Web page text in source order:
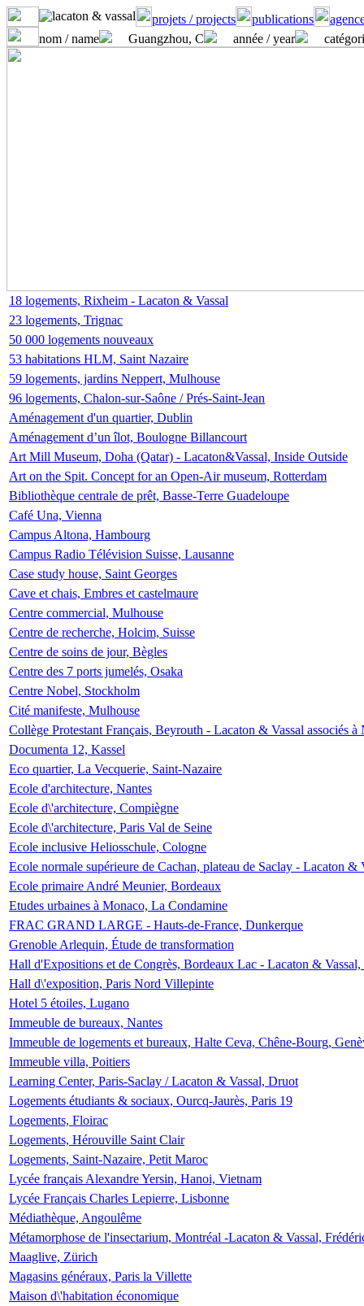
projets / projects publications
nom / name
Guangzhou, C année / year
18 logements, Rixheim - Lacaton & Vassal
23 logements, Trignac
50 000 logements nouveaux
53 habitations HLM, Saint Nazaire
59 logements, jardins Neppert, Mulhouse
96 logements, Chalon-sur-Saône / Prés-Saint-Jean
Aménagement d'un quartier, Dublin
Aménagement d’un îlot, Boulogne Billancourt
Art Mill Museum, Doha (Qatar) - Lacaton&Vassal, Inside Outside
Art on the Spit. Concept for an Open-Air museum, Rotterdam
Bibliothèque centrale de prêt, Basse-Terre Guadeloupe
Café Una, Vienna
Campus Altona, Hambourg
Campus Radio Télévision Suisse, Lausanne
Case study house, Saint Georges
Cave et chais, Embres et castelmaure
Centre commercial, Mulhouse
Centre de recherche, Holcim, Suisse
Centre de soins de jour, Bègles
Centre des 7 ports jumelés, Osaka
Centre Nobel, Stockholm
Cité manifeste, Mulhouse
Collège Protestant Français, Beyrouth - Lacaton & Vassal associés
Documenta 12, Kassel
Eco quartier, La Vecquerie, Saint-Nazaire
Ecole d'architecture, Nantes
Ecole d\'architecture, Compiègne
Ecole d\'architecture, Paris Val de Seine
Ecole inclusive Heliosschule, Cologne
Ecole normale supérieure de Cachan, plateau de Saclay - Lacaton &
Ecole primaire André Meunier, Bordeaux
Etudes urbaines à Monaco, La Condamine
FRAC GRAND LARGE - Hauts-de-France, Dunkerque
Grenoble Arlequin, Étude de transformation
Hall d'Expositions et de Congrès, Bordeaux Lac - Lacaton &
Hall d\'exposition, Paris Nord Villepinte
Hotel 5 étoiles, Lugano
Immeuble de bureaux, Nantes
Immeuble de logements et bureaux, Halte Ceva, Chêne-Bourg,
Immeuble villa, Poitiers
Learning Center, Paris-Saclay / Lacaton & Vassal, Druot
Logements étudiants & sociaux, Ourcq-Jaurès, Paris 19
Logements, Floirac
Logements, Hérouville Saint Clair
Logements, Saint-Nazaire, Petit Maroc
Lycée français Alexandre Yersin, Hanoi, Vietnam
Lycée Français Charles Lepierre, Lisbonne
Médiathèque, Angoulême
Métamorphose de l'insectarium, Montréal -Lacaton & Vassal,
Maaglive, Zürich
Magasins généraux, Paris la Villette
Maison d\'habitation économique